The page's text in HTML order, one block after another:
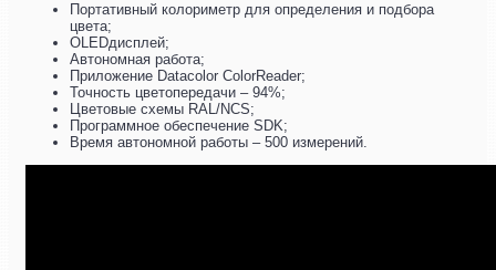
Портативный колориметр для определения и подбора
цвета;
OLEDдисплей;
Автономная работа;
Приложение Datacolor ColorReader;
Точность цветопередачи – 94%;
Цветовые схемы RAL/NCS;
Программное обеспечение SDK;
Время автономной работы – 500 измерений.